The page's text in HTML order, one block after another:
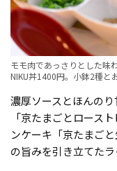
モモ肉であっさりとした味
NIKU丼1400円。小鉢2種と
濃厚ソースとほんの
「京たまごとロース
ンケーキ「京たまご
の旨みを引き立てた